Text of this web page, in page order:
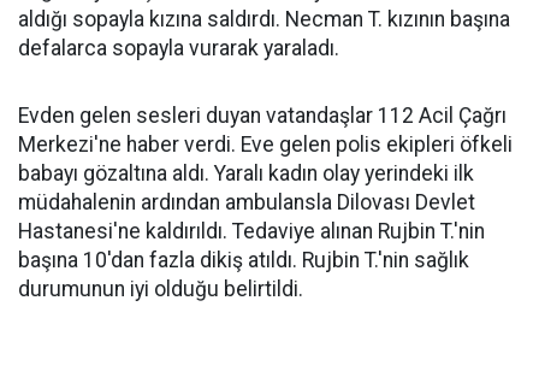
aldığı sopayla kızına saldırdı. Necman T. kızının başına
defalarca sopayla vurarak yaraladı.
Evden gelen sesleri duyan vatandaşlar 112 Acil Çağrı
Merkezi'ne haber verdi. Eve gelen polis ekipleri öfkeli
babayı gözaltına aldı. Yaralı kadın olay yerindeki ilk
müdahalenin ardından ambulansla Dilovası Devlet
Hastanesi'ne kaldırıldı. Tedaviye alınan Rujbin T.'nin
başına 10'dan fazla dikiş atıldı. Rujbin T.'nin sağlık
durumunun iyi olduğu belirtildi.